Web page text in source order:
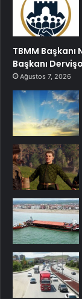
TBMM
Başkanı
Ağustos 7, 2026